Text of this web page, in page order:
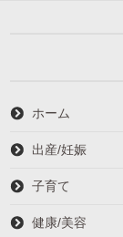
ホーム
出産/妊娠
子育て
健康/美容